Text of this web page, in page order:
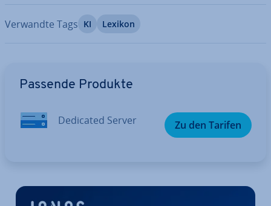
Verwandte Tags KI Lexikon
Passende Produkte
Dedicated Server Zu den Tarifen